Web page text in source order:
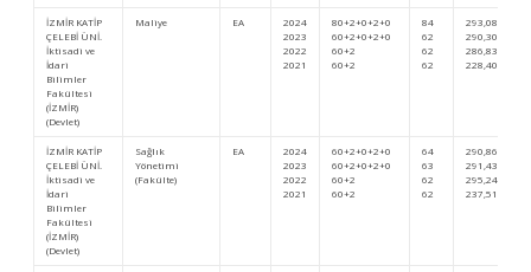
İZMİR KATİP
ÇELEBİ ÜNİ.
İktisadi ve
İdari
Bilimler
Fakültesi
(İZMİR)
(Devlet)
Maliye EA
2024
2023
2022
2021
80+2+0+2+0
60+2+0+2+0
60+2
60+2
84
62
62
62
293,08427
290,30205
286,83187
228,40069
İZMİR KATİP
ÇELEBİ ÜNİ.
İktisadi ve
İdari
Bilimler
Fakültesi
(İZMİR)
(Devlet)
Sağlık
Yönetimi
(Fakülte)
EA
2024
2023
2022
2021
60+2+0+2+0
60+2+0+2+0
60+2
60+2
64
63
62
62
290,86486
291,43643
295,24163
237,51274